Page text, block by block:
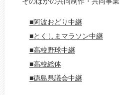
■阿波おどり中継
■とくしまマラソン中継
■高校野球中継
■高校総体
■徳島県議会中継